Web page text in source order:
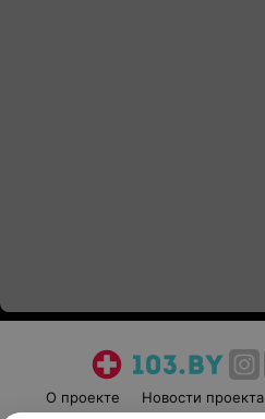
О проекте Новости проекта